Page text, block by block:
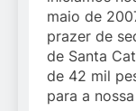
maio de
prazer de
de Santa
de 42 mil
para a